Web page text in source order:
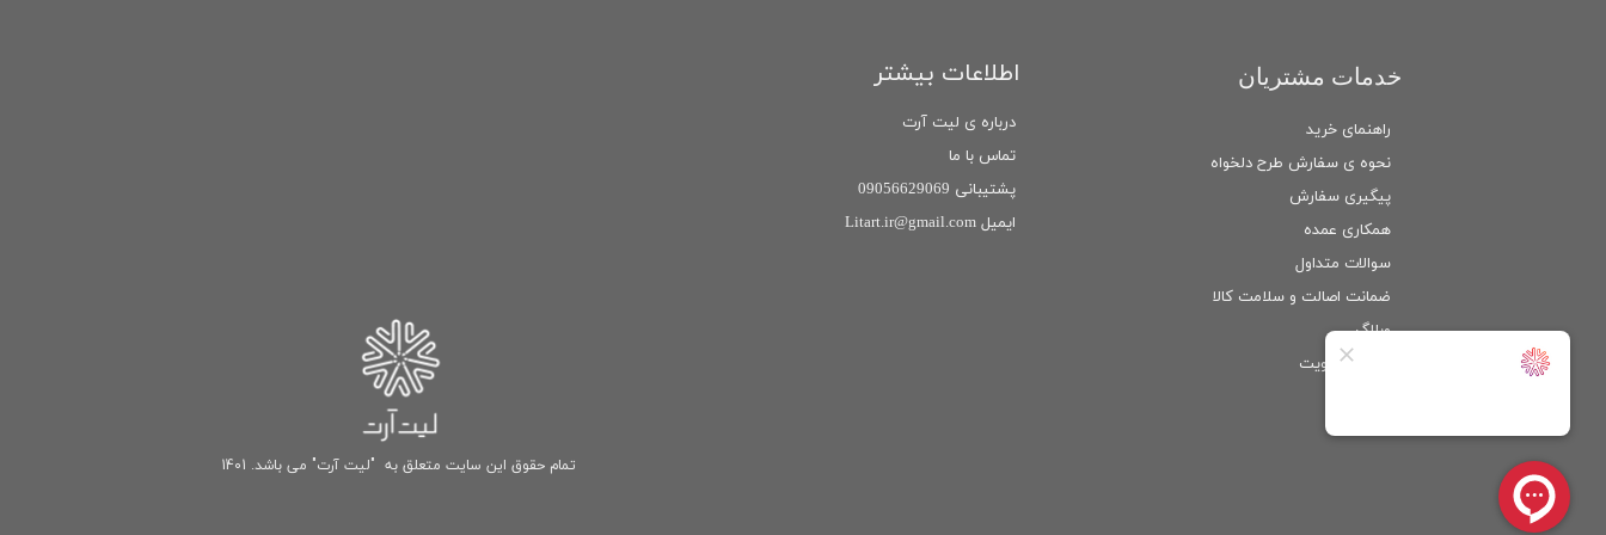
راهنمای خرید
نحوه ی سفارش طرح دلخواه
پیگیری سفارش
همکاری عمده
سوالات متداول
ضمانت اصالت و سلامت كالا
وبلاگ
خدمات مشتریان اطلاعات بیشتر
درباره ی لیت آرت
تماس با ما
پشتیبانی 09056629069
ایمیل Litart.ir@gmail.com
تمام حقوق این سایت متعلق به "لیت آرت" می باشد. 1401
عضویت